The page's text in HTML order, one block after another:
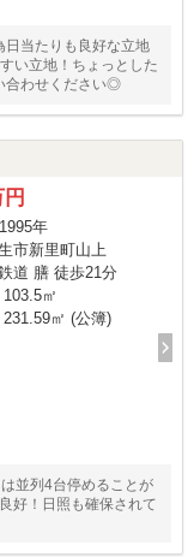
日当たりも良好な立地
い立地！ちょっとした
合わせください◎
年
市新里町山上
道 膳 徒歩21分
103.5㎡
231.59㎡ (公簿)
並列4台停めることが
好！日照も確保されて